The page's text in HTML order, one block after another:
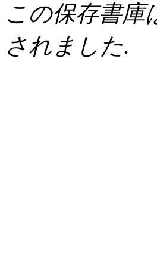
この保存書庫
されました.